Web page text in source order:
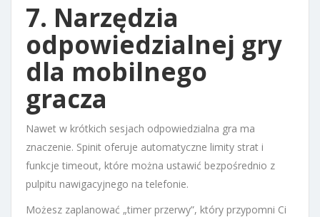
7. Narzędzia
odpowiedzialnej gry
dla mobilnego
gracza
Nawet w krótkich sesjach odpowiedzialna gra ma
znaczenie. Spinit oferuje automatyczne limity strat i
funkcje timeout, które można ustawić bezpośrednio z
pulpitu nawigacyjnego na telefonie.
Możesz zaplanować „timer przerwy”, który przypomni Ci